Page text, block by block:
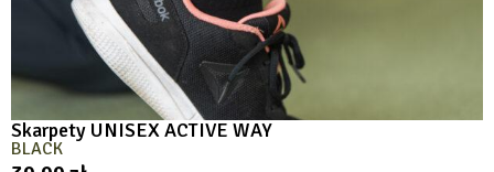
Skarpety UNISEX ACTIVE WAY
BLACK